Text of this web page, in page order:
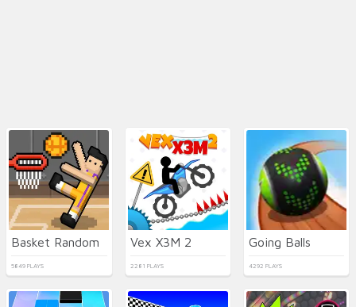
Basket Random
5849 PLAYS
Vex X3M 2
2281 PLAYS
Going Balls
4292 PLAYS